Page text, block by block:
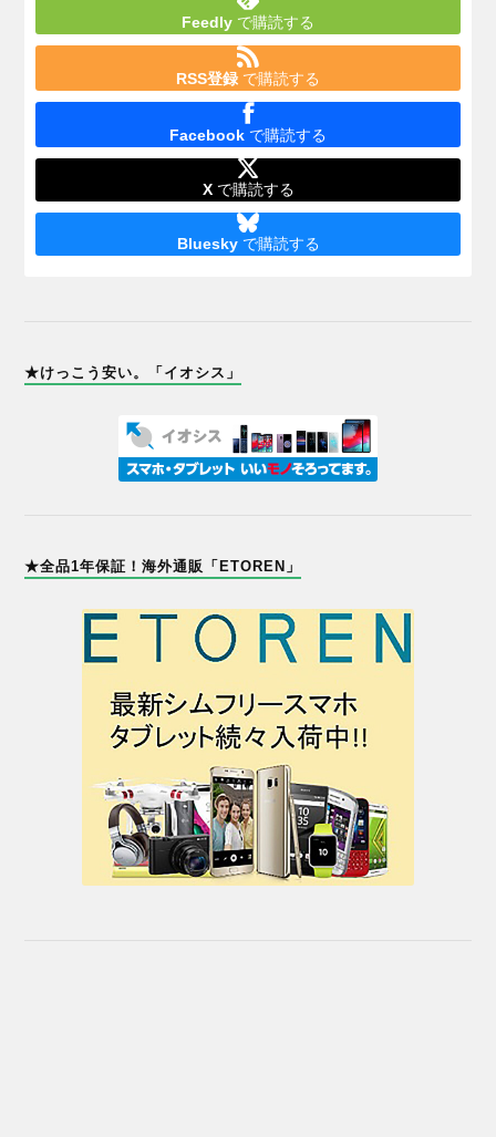
Feedly で購読する
RSS登録 で購読する
Facebook で購読する
Xで購読する
Blueskyで購読する
★けっこう安い。「イオシス」
★全品1年保証！海外通販「ETOREN」